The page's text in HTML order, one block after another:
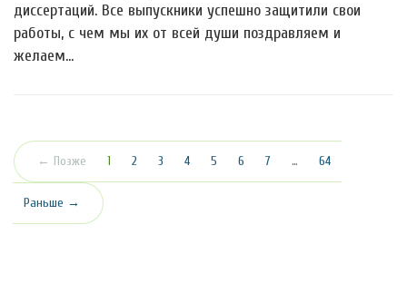
диссертаций. Все выпускники успешно защитили свои
работы, с чем мы их от всей души поздравляем и
желаем…
← Позже 1 (текущая)
2 3 4 5 6 7 … 64
Раньше →